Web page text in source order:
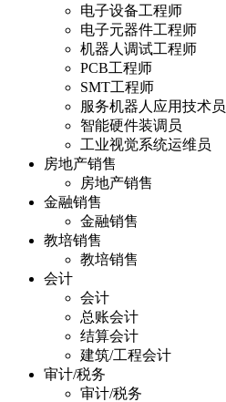
电子设备工程师
电子元器件工程师
机器人调试工程师
PCB工程师
SMT工程师
服务机器人应用技术员
智能硬件装调员
工业视觉系统运维员
房地产销售
房地产销售
金融销售
金融销售
教培销售
教培销售
会计
会计
总账会计
结算会计
建筑/工程会计
审计/税务
审计/税务